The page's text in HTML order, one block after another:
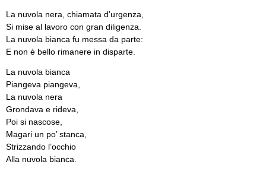
La nuvola nera, chiamata d’urgenza,
Si mise al lavoro con gran diligenza.
La nuvola bianca fu messa da parte:
E non è bello rimanere in disparte.
La nuvola bianca
Piangeva piangeva,
La nuvola nera
Grondava e rideva,
Poi si nascose,
Magari un po’ stanca,
Strizzando l’occhio
Alla nuvola bianca.